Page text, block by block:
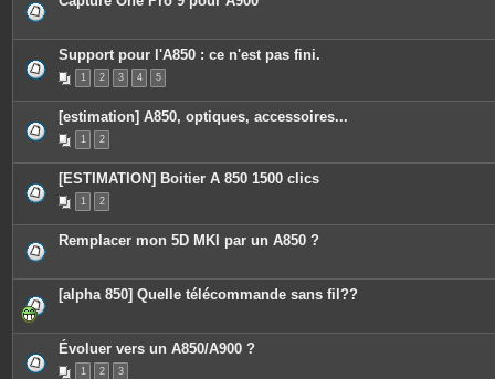
Support pour l'A850 : ce n'est pas fini.
1 2 3 4 5
[estimation] A850, optiques, accessoires...
1 2
[ESTIMATION] Boitier A 850 1500 clics
1 2
Remplacer mon 5D MKI par un A850 ?
[alpha 850] Quelle télécommande sans fil??
Évoluer vers un A850/A900 ?
1 2 3